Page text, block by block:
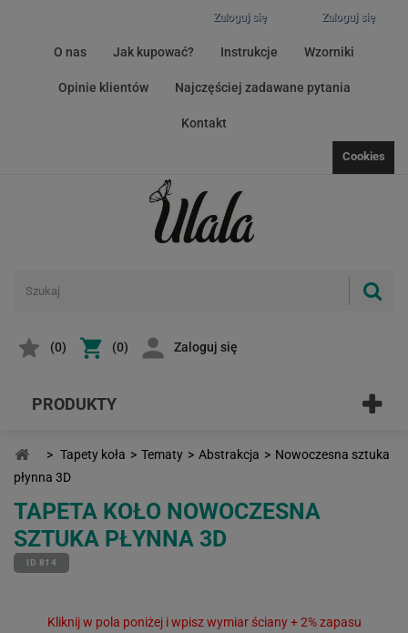
Zaloguj się
Zaloguj się
O nas Jak kupować? Instrukcje Wzorniki
Opinie klientów Najczęściej zadawane pytania
Kontakt
Cookies
(0) (0) Zaloguj się
PRODUKTY
> Tapety koła > Tematy > Abstrakcja > Nowoczesna sztuka
płynna 3D
TAPETA KOŁO NOWOCZESNA
SZTUKA PŁYNNA 3D
ID 814
Kliknij w pola poniżej i wpisz wymiar ściany + 2% zapasu